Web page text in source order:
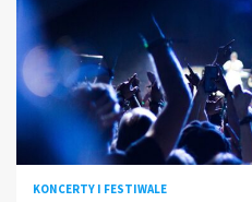
KONCERTY I FESTIWALE